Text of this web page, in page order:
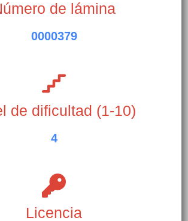
de lámina
0000379
de dificultad (1-10)
4
Licencia